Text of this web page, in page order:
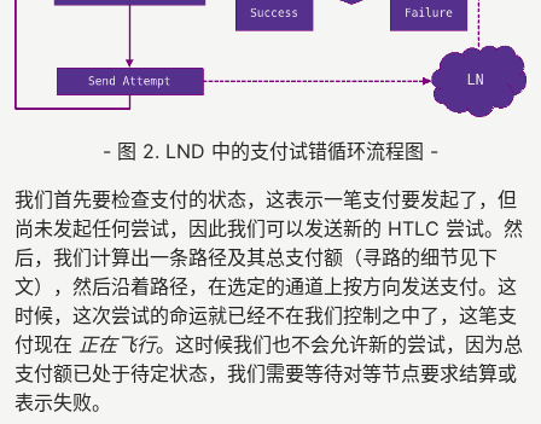
- 图 2. LND 中的支付试错循环流程图 -
我们首先要检查支付的状态，这表示一笔支付要发起了，但
尚未发起任何尝试，因此我们可以发送新的 HTLC 尝试。然
后，我们计算出一条路径及其总支付额（寻路的细节见下
文），然后沿着路径，在选定的通道上按方向发送支付。这
时候，这次尝试的命运就已经不在我们控制之中了，这笔支
付现在 正在飞行。这时候我们也不会允许新的尝试，因为总
支付额已处于待定状态，我们需要等待对等节点要求结算或
表示失败。